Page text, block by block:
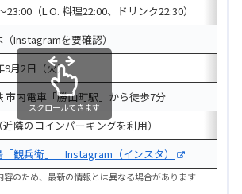
23:00（L.O. 料理22:00、ドリンク22:30）
Instagramを要確認）
9月2日（火）
市内電車「勝山町駅」から徒歩7分
隣のコインパーキングを利用）
「観兵衛」｜Instagram（インスタ）
スクロールできます
のため、最新の情報とは異なる場合があります